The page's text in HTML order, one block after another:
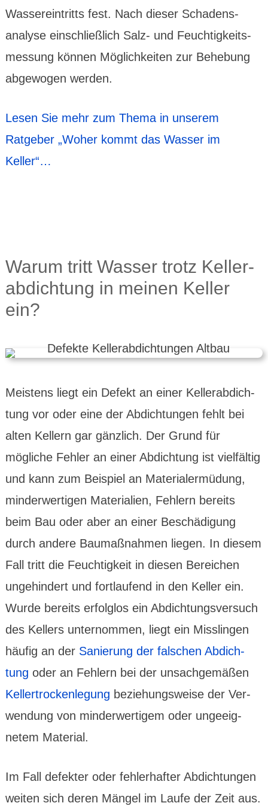
Wasser­ein­tritts fest. Nach dieser Schadens­
analyse ein­schließ­lich Salz- und Feuchtig­keits­
messung können Möglich­keiten zur Behe­bung
abge­wogen werden.
Lesen Sie mehr zum Thema in unserem
Ratgeber „Woher kommt das Wasser im
Keller“…
Warum tritt Wasser trotz Keller­
abdich­tung in meinen Keller
ein?
Meistens liegt ein Defekt an einer Keller­abdich­
tung vor oder eine der Abdich­tungen fehlt bei
alten Kellern gar gänzlich. Der Grund für
mögliche Fehler an einer Abdich­tung ist viel­fältig
und kann zum Beispiel an Material­ermü­dung,
minder­wertigen Materialien, Fehlern bereits
beim Bau oder aber an einer Beschä­digung
durch andere Baumaß­nahmen liegen. In diesem
Fall tritt die Feuchtig­keit in diesen Bereichen
unge­hindert und fort­laufend in den Keller ein.
Wurde bereits erfolglos ein Abdich­tungs­versuch
des Kellers unter­nommen, liegt ein Misslingen
häufig an der Sanie­rung der falschen Abdich­
tung oder an Fehlern bei der unsach­gemäßen
Keller­trocken­legung bezie­hungs­weise der Ver­
wendung von minder­wer­tigem oder ungeeig­
netem Material.
Im Fall defekter oder fehler­hafter Abdich­tungen
weiten sich deren Mängel im Laufe der Zeit aus.